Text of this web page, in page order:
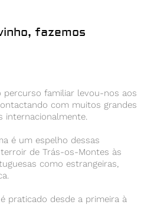
fazemos
percurso familiar levou-nos aos
com muitos grandes
internacionalmente.
é um espelho dessas
de Trás-os-Montes às
como estrangeiras,
praticado desde a primeira à